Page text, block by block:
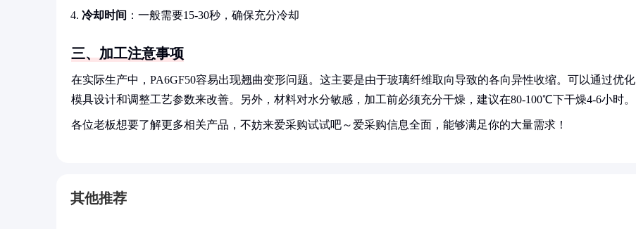
冷却时间 ：一般需要15-30秒，确保充分冷却
三、加工注意事项
在实际生产中，PA6GF50容易出现翘曲变形问题。这主要是由于玻璃纤维取向导致的各向异性收缩。可以通过优化
模具设计和调整工艺参数来改善。另外，材料对水分敏感，加工前必须充分干燥，建议在80-100℃下干燥4-6小时。
各位老板想要了解更多相关产品，不妨来爱采购试试吧～爱采购信息全面，能够满足你的大量需求！
其他推荐